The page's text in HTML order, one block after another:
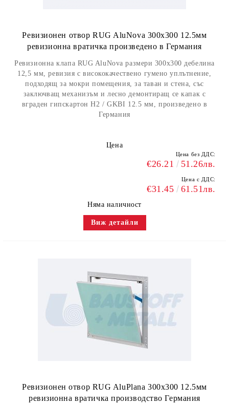
Ревизионен отвор RUG AluNovа 300х300 12.5мм
ревизионна вратичка произведено в Германия
Ревизионна клапа RUG AluNovа размери 300х300 дебелина
12,5 мм, ревизия с висококачествено гумено уплътнение,
подходящ за мокри помещения, за таван и стена, със
заключващ механизъм и лесно демонтиращ се капак с
вграден гипскартон H2 / GKBI 12.5 мм, произведено в
Германия
Цена
Цена без ДДС:
€26.21 51.26лв.
Цена с ДДС:
€31.45 61.51лв.
Няма наличност
Виж детайли
Ревизионен отвор RUG AluPlana 300x300 12.5мм
ревизионна вратичка производство Германия